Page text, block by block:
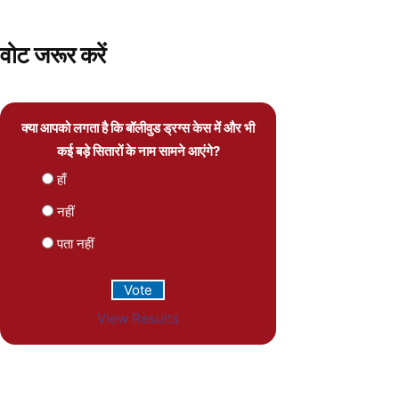
वोट जरूर करें
क्या आपको लगता है कि बॉलीवुड ड्रग्स केस में और भी
कई बड़े सितारों के नाम सामने आएंगे?
हाँ
नहीं
पता नहीं
View Results